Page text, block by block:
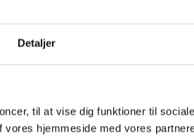
Detaljer
til at vise dig funktioner til
hjemmeside med vores
og